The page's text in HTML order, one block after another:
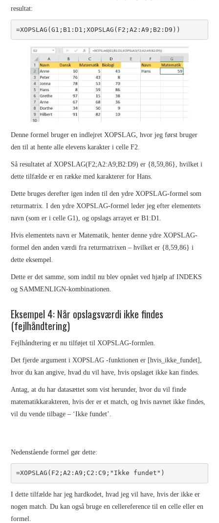
resultat:
=XOPSLAG(G1;B1:D1;XOPSLAG(F2;A2:A9;B2:D9))
Denne formel bruger en indlejret XOPSLAG, hvor jeg først bruger
den til at hente alle elevens karakter i celle F2.
Så resultatet af XOPSLAG(F2;A2:A9;B2:D9) er {8,59,86}, hvilket i
dette tilfælde er en række med karakterer for Hans.
Dette bruges derefter igen inden til den ydre XOPSLAG-formel som
returmatrix. I den ydre XOPSLAG-formel leder jeg efter elementets
navn (som er i celle G1), og opslags arrayet er B1:D1.
Hvis elementets navn er Matematik, henter denne ydre XOPSLAG-
formel den anden værdi fra returmatrixen – hvilket er {8,59,86} i
dette eksempel.
Dette er det samme, som indtil nu blev opnået ved hjælp af INDEKS
og SAMMENLIGN-kombinationen.
Eksempel 4: Når opslagsværdi ikke findes
(fejlhåndtering)
Fejlhåndtering er nu tilføjet til XOPSLAG-formlen.
Det fjerde argument i XOPSLAG -funktionen er [hvis_ikke_fundet],
hvor du kan angive, hvad du vil have, hvis opslaget ikke kan findes.
Antag, at du har datasættet som vist herunder, hvor du vil finde
matematikkarakteren, hvis der er et match, og hvis navnet ikke findes,
vil du vende tilbage – ‘Ikke fundet’.
Nedenstående formel gør dette:
=XOPSLAG(F2;A2:A9;C2:C9;"Ikke fundet")
I dette tilfælde har jeg hardkodet, hvad jeg vil have, hvis der ikke er
nogen match. Du kan også bruge en cellereference til en celle eller en
formel.